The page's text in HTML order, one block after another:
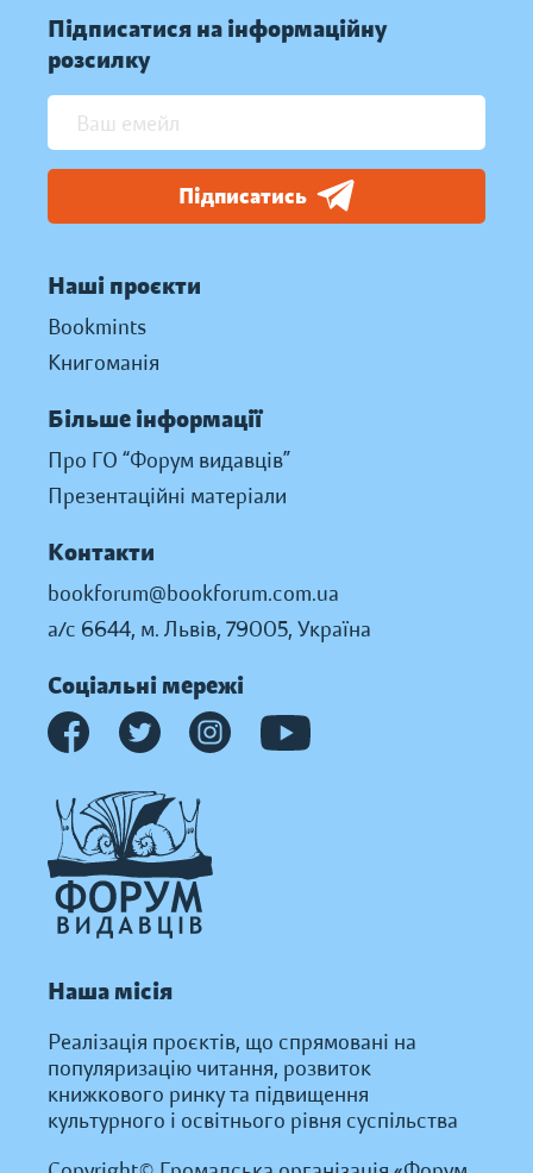
Підписатися на інформаційну
розсилку
Підписатись
Наші проєкти
Bookmints
Книгоманія
Більше інформації
Про ГО “Форум видавців”
Презентаційні матеріали
Контакти
bookforum@bookforum.com.ua
а/с 6644, м. Львів, 79005, Україна
Соціальні мережі
Наша місія
Реалізація проєктів, що спрямовані на
популяризацію читання, розвиток
книжкового ринку та підвищення
культурного і освітнього рівня суспільства